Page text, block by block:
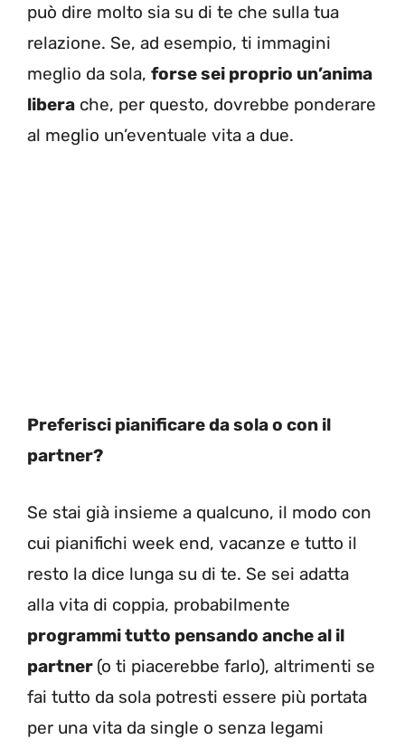
può dire molto sia su di te che sulla tua
relazione. Se, ad esempio, ti immagini
meglio da sola, forse sei proprio un’anima
libera che, per questo, dovrebbe ponderare
al meglio un’eventuale vita a due.
Preferisci pianificare da sola o con il
partner?
Se stai già insieme a qualcuno, il modo con
cui pianifichi week end, vacanze e tutto il
resto la dice lunga su di te. Se sei adatta
alla vita di coppia, probabilmente
programmi tutto pensando anche al il
partner (o ti piacerebbe farlo), altrimenti se
fai tutto da sola potresti essere più portata
per una vita da single o senza legami